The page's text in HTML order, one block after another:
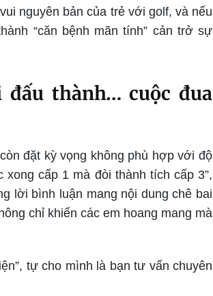
nguyên bản của trẻ với golf, và nếu
“căn bệnh mãn tính” cản trở sự
thành… cuộc đua
đặt kỳ vọng không phù hợp với độ
cấp 1 mà đòi thành tích cấp 3”,
lời bình luận mang nội dung chê bai
chỉ khiến các em hoang mang mà
tự cho mình là bạn tư vấn chuyên